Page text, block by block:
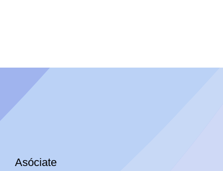
Asóciate